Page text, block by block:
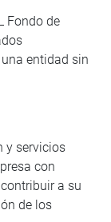
Fondo de
una entidad sin
y servicios
con
a su
de los